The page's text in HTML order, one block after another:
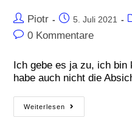
Piotr 5. Juli 2021
0 Kommentare
Ich gebe es ja zu, ich bin
habe auch nicht die
Weiterlesen